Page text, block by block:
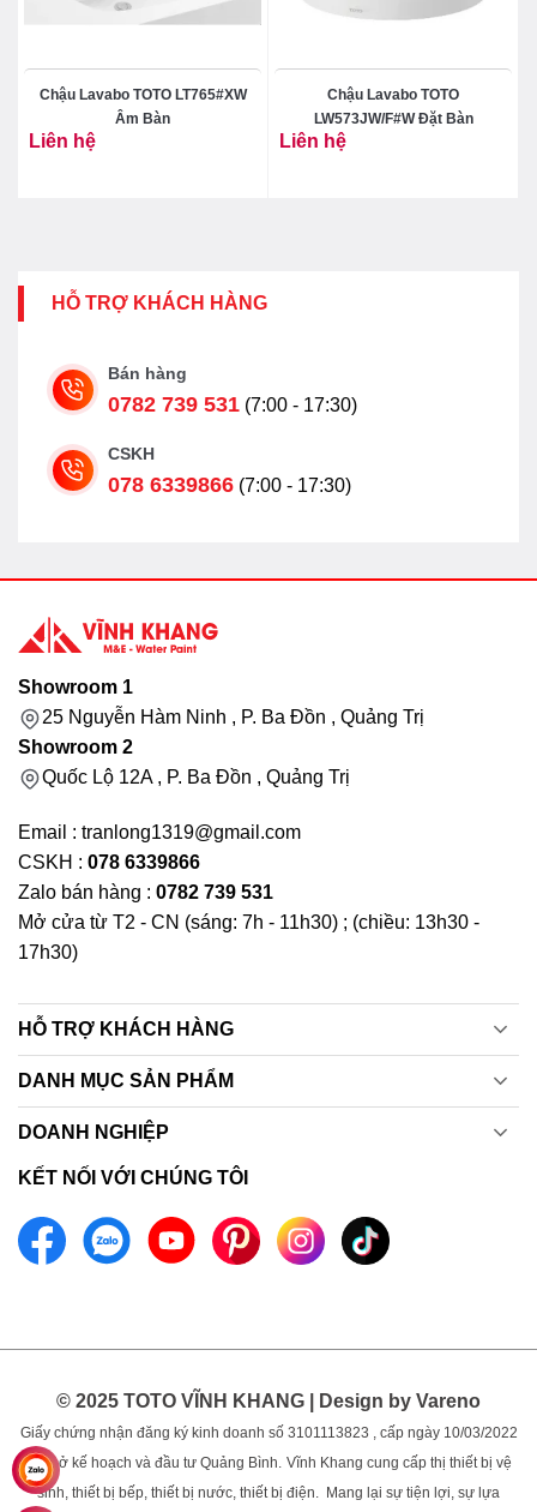
Chậu Lavabo TOTO LT765#XW
Âm Bàn
Liên hệ
Chậu Lavabo TOTO
LW573JW/F#W Đặt Bàn
Liên hệ
HỖ TRỢ KHÁCH HÀNG
Bán hàng
0782 739 531 (7:00 - 17:30)
CSKH
078 6339866 (7:00 - 17:30)
Showroom 1
25 Nguyễn Hàm Ninh , P. Ba Đồn , Quảng Trị
Showroom 2
Quốc Lộ 12A , P. Ba Đồn , Quảng Trị
Email : tranlong1319@gmail.com
CSKH : 078 6339866
Zalo bán hàng : 0782 739 531
Mở cửa từ T2 - CN (sáng: 7h - 11h30) ; (chiều: 13h30 -
17h30)
HỖ TRỢ KHÁCH HÀNG
DANH MỤC SẢN PHẨM
DOANH NGHIỆP
KẾT NỐI VỚI CHÚNG TÔI
© 2025 TOTO VĨNH KHANG | Design by Vareno
Giấy chứng nhận đăng ký kinh doanh số 3101113823 , cấp ngày 10/03/2022
bởi sở kế hoạch và đầu tư Quảng Bình. Vĩnh Khang cung cấp thị thiết bị vệ
sinh, thiết bị bếp, thiết bị nước, thiết bị điện. Mang lại sự tiện lợi, sự lựa